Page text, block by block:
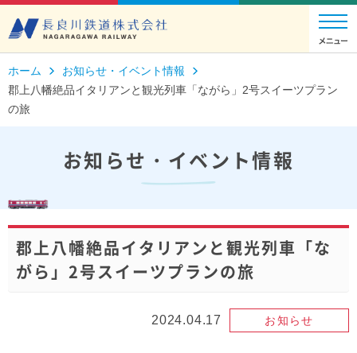
ホーム
お知らせ・イベント情報
郡上八幡絶品イタリアンと観光列車「ながら」2号スイーツプラン
の旅
お知らせ・イベント情報
郡上八幡絶品イタリアンと観光列車「な
がら」2号スイーツプランの旅
2024.04.17 お知らせ